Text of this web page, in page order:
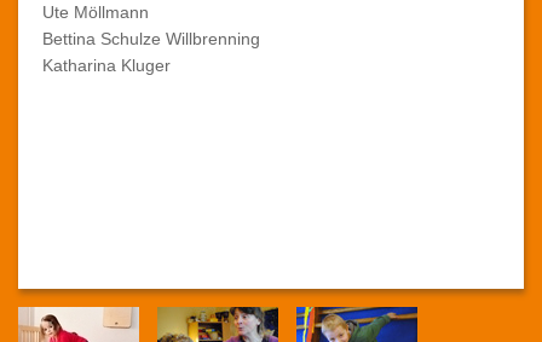
Dachverband
Unbenannter Bericht
Ute Möllmann
Bettina Schulze Willbrenning
Katharina Kluger